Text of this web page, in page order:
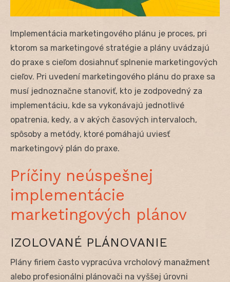
Implementácia marketingového plánu je proces, pri
ktorom sa marketingové stratégie a plány uvádzajú
do praxe s cieľom dosiahnuť splnenie marketingových
cieľov. Pri uvedení marketingového plánu do praxe sa
musí jednoznačne stanoviť, kto je zodpovedný za
implementáciu, kde sa vykonávajú jednotlivé
opatrenia, kedy, a v akých časových intervaloch,
spôsoby a metódy, ktoré pomáhajú uviesť
marketingový plán do praxe.
Príčiny neúspešnej
implementácie
marketingových plánov
IZOLOVANÉ PLÁNOVANIE
Plány firiem často vypracúva vrcholový manažment
alebo profesionálni plánovači na vyššej úrovni